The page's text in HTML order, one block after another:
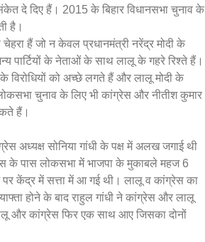
दे दिए हैं। 2015 के बिहार विधानसभा चुनाव के
है।
हैं जो न केवल प्रधानमंत्री नरेंद्र मोदी के
पार्टियों के नेताओं के साथ लालू के गहरे रिश्ते हैं।
विरोधियों को अच्छे लगते हैं और लालू मोदी के
चुनाव के लिए भी कांग्रेस और नीतीश कुमार
हैं।
अध्यक्ष सोनिया गांधी के पक्ष में अलख जगाई थी
के पास लोकसभा में भाजपा के मुकाबले महज 6
केंद्र में सत्ता में आ गई थी। लालू व कांग्रेस का
होने के बाद राहुल गांधी ने कांग्रेस और लालू
और कांग्रेस फिर एक साथ आए जिसका दोनों